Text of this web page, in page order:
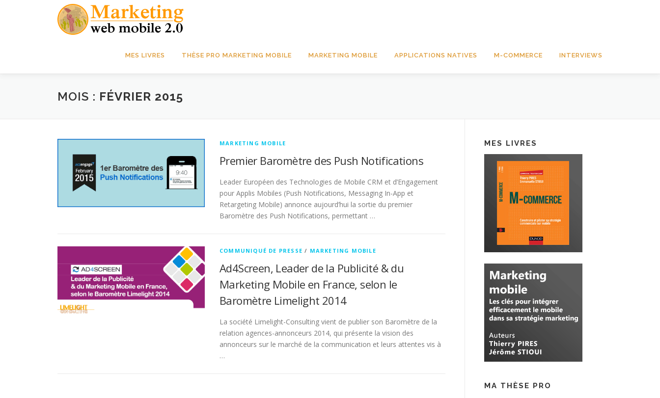
MES LIVRES THÈSE PRO MARKETING MOBILE MARKETING MOBILE APPLICATIONS NATIVES M-COMMERCE INTERVIEWS
MOIS : FÉVRIER 2015
MARKETING MOBILE
Premier Baromètre des Push Notifications
Leader Européen des Technologies de Mobile CRM et d’Engagement
pour Applis Mobiles (Push Notifications, Messaging In-App et
Retargeting Mobile) annonce aujourd’hui la sortie du premier
Baromètre des Push Notifications, permettant …
COMMUNIQUÉ DE PRESSE / MARKETING MOBILE
Ad4Screen, Leader de la Publicité & du
Marketing Mobile en France, selon le
Baromètre Limelight 2014
La société Limelight-Consulting vient de publier son Baromètre de la
relation agences-annonceurs 2014, qui présente la vision des
annonceurs sur le marché de la communication et leurs attentes vis à
…
MES LIVRES
MA THÈSE PRO